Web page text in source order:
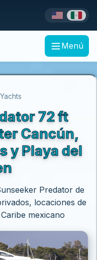
Menú
72 ft
Cancún,
y Playa del
Predator de
locaciones de
mexicano